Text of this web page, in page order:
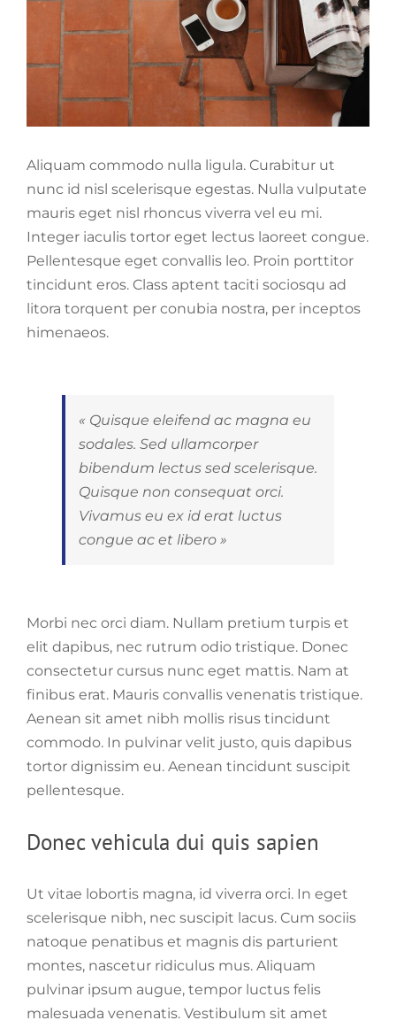
Aliquam commodo nulla ligula. Curabitur ut
nunc id nisl scelerisque egestas. Nulla vulputate
mauris eget nisl rhoncus viverra vel eu mi.
Integer iaculis tortor eget lectus laoreet congue.
Pellentesque eget convallis leo. Proin porttitor
tincidunt eros. Class aptent taciti sociosqu ad
litora torquent per conubia nostra, per inceptos
himenaeos.
« Quisque eleifend ac magna eu
sodales. Sed ullamcorper
bibendum lectus sed scelerisque.
Quisque non consequat orci.
Vivamus eu ex id erat luctus
congue ac et libero »
Morbi nec orci diam. Nullam pretium turpis et
elit dapibus, nec rutrum odio tristique. Donec
consectetur cursus nunc eget mattis. Nam at
finibus erat. Mauris convallis venenatis tristique.
Aenean sit amet nibh mollis risus tincidunt
commodo. In pulvinar velit justo, quis dapibus
tortor dignissim eu. Aenean tincidunt suscipit
pellentesque.
Donec vehicula dui quis sapien
Ut vitae lobortis magna, id viverra orci. In eget
scelerisque nibh, nec suscipit lacus. Cum sociis
natoque penatibus et magnis dis parturient
montes, nascetur ridiculus mus. Aliquam
pulvinar ipsum augue, tempor luctus felis
malesuada venenatis. Vestibulum sit amet